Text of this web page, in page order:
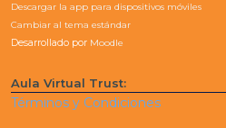
Descargar la app para dispositivos móviles
Cambiar al tema estándar
Desarrollado por Moodle
Aula Virtual Trust:
Términos y Condiciones